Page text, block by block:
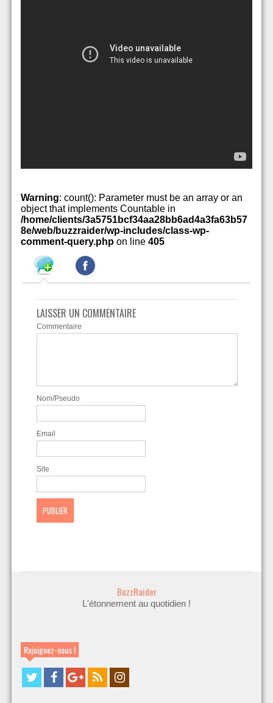
Warning: count(): Parameter must be an array or an
object that implements Countable in
/home/clients/3a5751bcf34aa28bb6ad4a3fa63b57
8e/web/buzzraider/wp-includes/class-wp-
comment-query.php on line 405
LAISSER UN COMMENTAIRE
Commentaire
Nom/Pseudo
Email
Site
BuzzRaider
L'étonnement au quotidien !
Rejoignez-nous !